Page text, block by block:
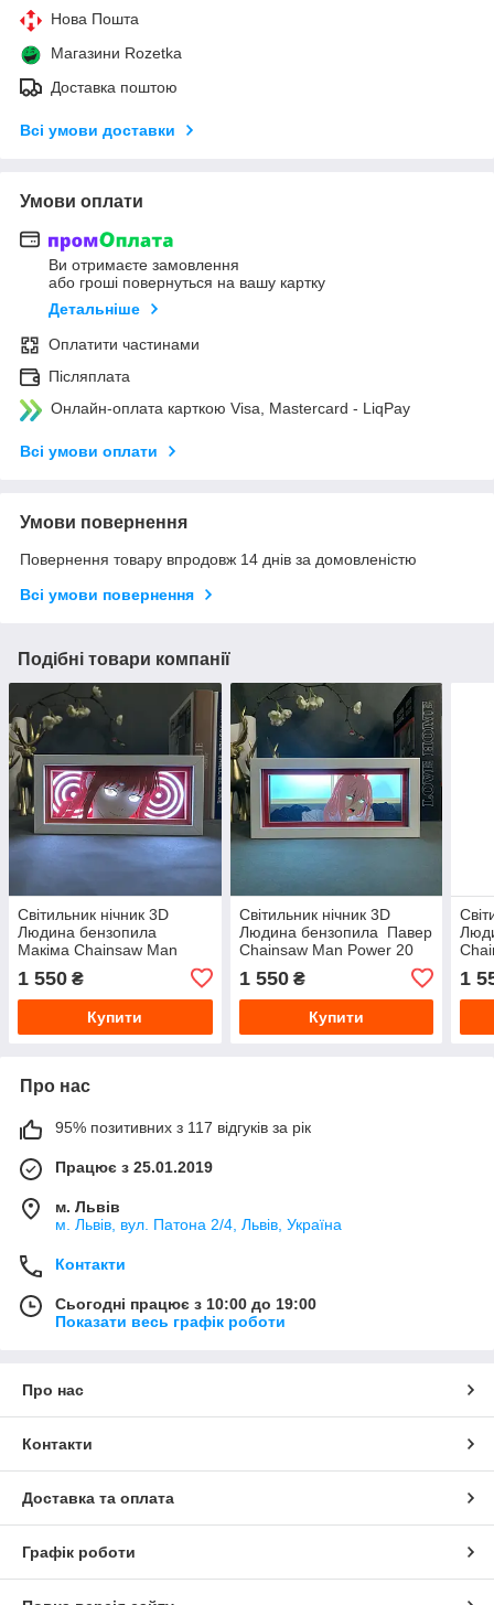
Нова Пошта
Магазини Rozetka
Доставка поштою
Всі умови доставки
Умови оплати
Ви отримаєте замовлення
або гроші повернуться на вашу картку
Детальніше
Оплатити частинами
Післяплата
Онлайн-оплата карткою Visa, Mastercard - LiqPay
Всі умови оплати
Умови повернення
Повернення товару впродовж 14 днів за домовленістю
Всі умови повернення
Подібні товари компанії
Світильник нічник 3D
Людина бензопила
Макіма Chainsaw Man
Makima 20 см NL3D CM M
1 550 ₴
Купити
Світильник нічник 3D
Людина бензопила Павер
Chainsaw Man Power 20
1 550₴
Купити
1
Про нас
95% позитивних з 117 відгуків за рік
Працює з 25.01.2019
м. Львів
м. Львів, вул. Патона 2/4, Львів, Україна
Контакти
Сьогодні працює з 10:00 до 19:00
Показати весь графік роботи
Про нас
Контакти
Доставка та оплата
Графік роботи